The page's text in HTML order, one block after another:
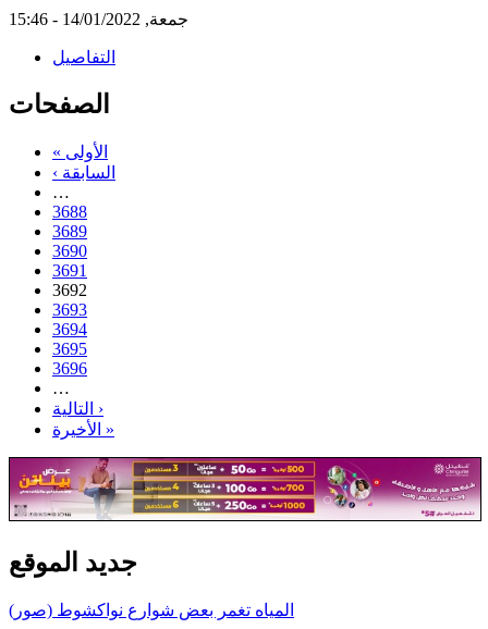
جمعة, 14/01/2022 - 15:46
التفاصيل
الصفحات
« الأولى
‹ السابقة
…
3688
3689
3690
3691
3692
3693
3694
3695
3696
…
التالية ›
الأخيرة »
جديد الموقع
المياه تغمر بعض شوارع نواكشوط (صور)